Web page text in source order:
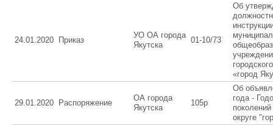
24.01.2020 Приказ
УО ОА города
Якутска
01-10/73
Об
«город
29.01.2020 Распоряжение
ОА города
Якутска
105р
Об
года -
округе